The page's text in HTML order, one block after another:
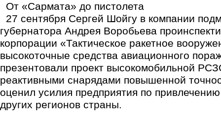
От «Сармата» до пистолета
27 сентября Сергей Шойгу в компании
губернатора Андрея Воробьева
корпорации «Тактическое ракетное
высокоточные средства авиационного
презентовали проект высокомобильной
реактивными снарядами повышенной
оценил усилия предприятия по
других регионов страны.